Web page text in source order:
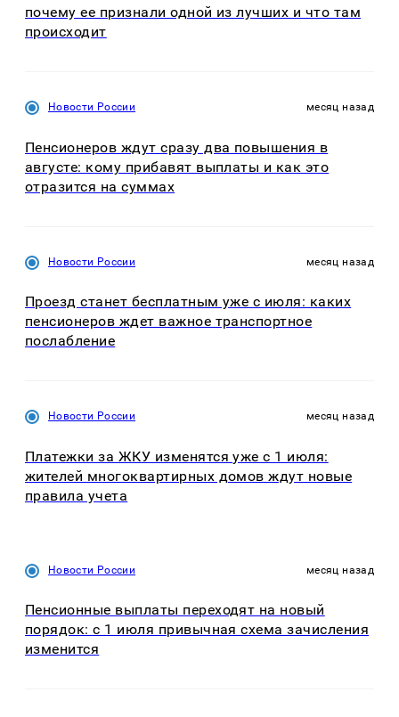
почему ее признали одной из лучших и что там
происходит
Новости России месяц назад
Пенсионеров ждут сразу два повышения в
августе: кому прибавят выплаты и как это
отразится на суммах
Новости России месяц назад
Проезд станет бесплатным уже с июля: каких
пенсионеров ждет важное транспортное
послабление
Новости России месяц назад
Платежки за ЖКУ изменятся уже с 1 июля:
жителей многоквартирных домов ждут новые
правила учета
Новости России месяц назад
Пенсионные выплаты переходят на новый
порядок: с 1 июля привычная схема зачисления
изменится